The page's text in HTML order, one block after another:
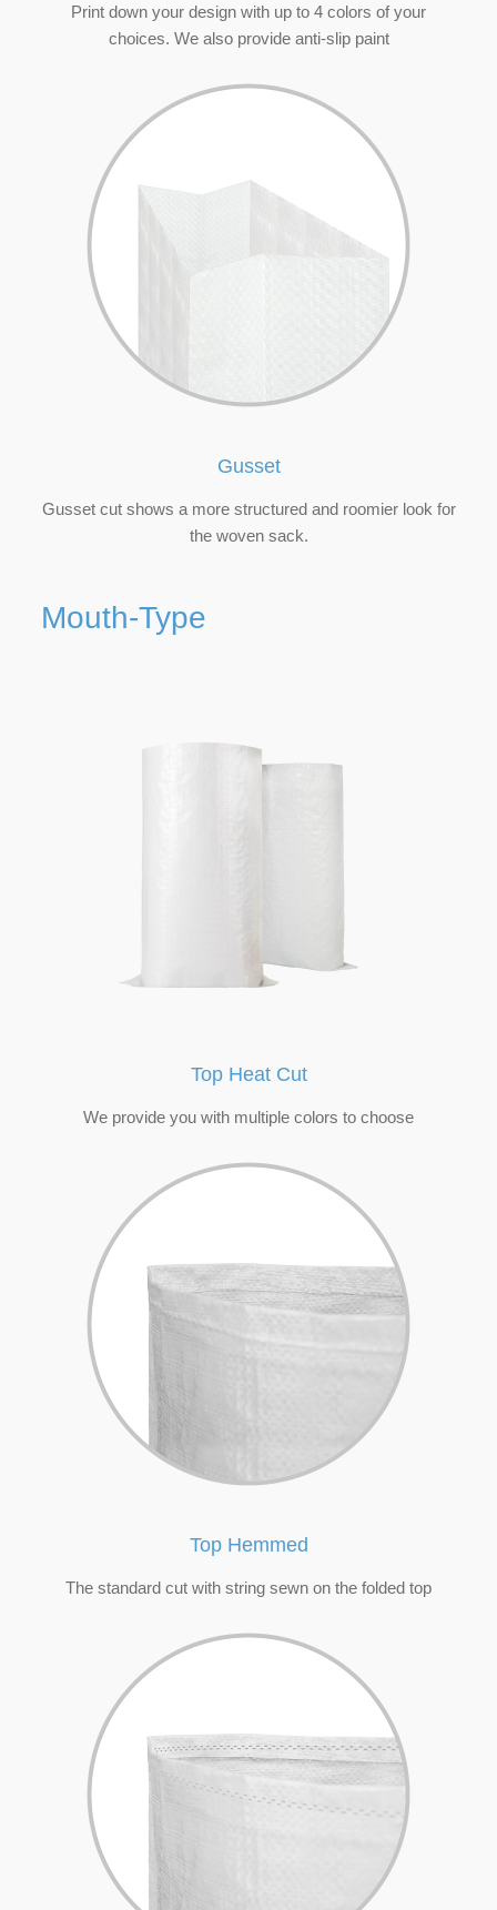
Print down your design with up to 4 colors of your
choices. We also provide anti-slip paint
Gusset
Gusset cut shows a more structured and roomier look for
the woven sack.
Mouth-Type
Top Heat Cut
We provide you with multiple colors to choose
Top Hemmed
The standard cut with string sewn on the folded top